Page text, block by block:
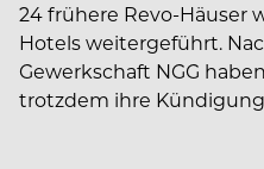
24 frühere Revo-Häuser
Hotels weitergeführt.
Gewerkschaft NGG
trotzdem ihre